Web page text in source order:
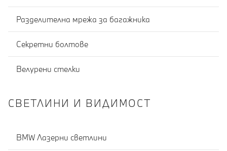
Разделителна мрежа за багажника
Секретни болтове
Велурени стелки
СВЕТЛИНИ И ВИДИМОСТ
BMW Лазерни светлини